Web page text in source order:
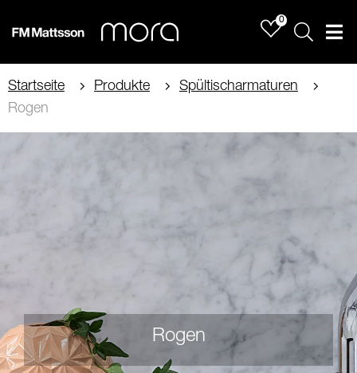
0
Sök
Startseite Produkte
Spültischarmaturen
Rogen
Rogen